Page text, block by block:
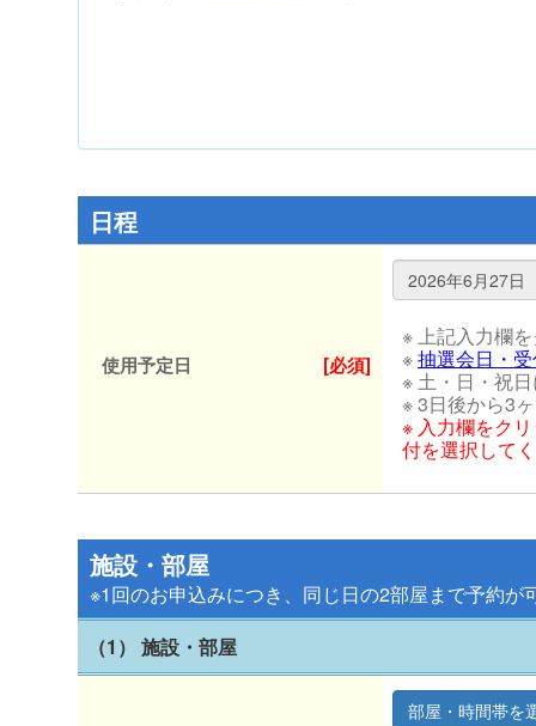
日程
使用予定日 [必須]
※ 上記入力欄
※抽選会日・
※ 土・日・祝
※ 3日後から3
※ 入力欄をク
付を選択して
施設・部屋
※1回のお申込みにつき、同じ日の2部屋まで予約
（1） 施設・部屋